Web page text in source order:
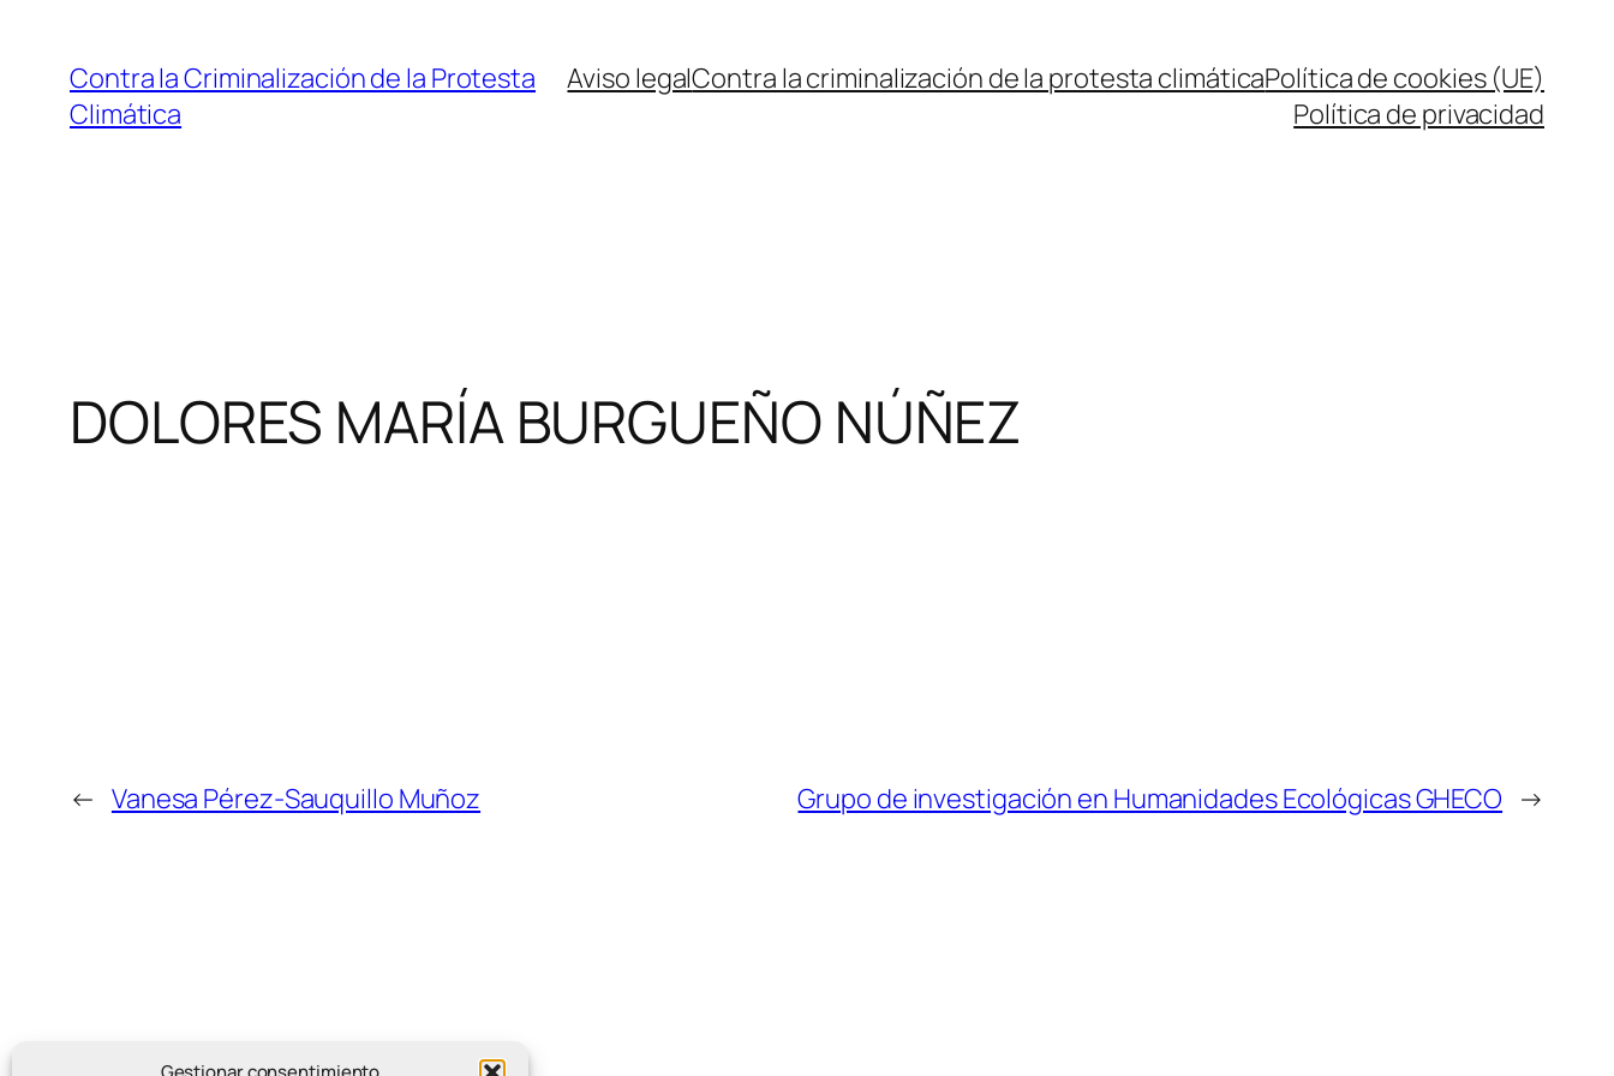
contenido
Contra la Criminalización de la Protesta
Climática
Aviso legalContra la criminalización de la protesta climáticaPolítica de cookies (UE)
Política de privacidad
DOLORES MARÍA BURGUEÑO NÚÑEZ
← Vanesa Pérez-Sauquillo Muñoz Grupo de investigación en Humanidades Ecológicas GHECO →